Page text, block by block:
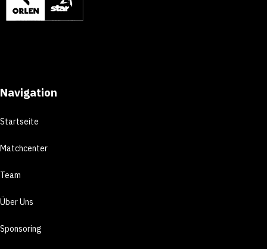
Navigation
Startseite
Matchcenter
Team
Über Uns
Sponsoring